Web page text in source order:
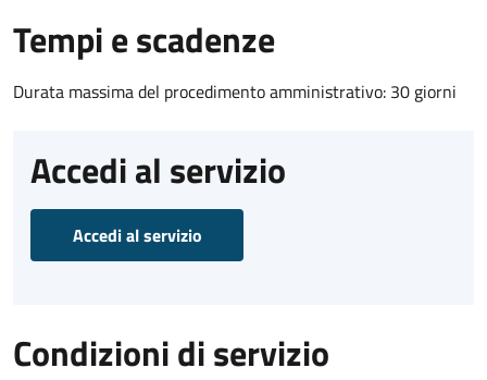
Tempi e scadenze
Durata massima del procedimento amministrativo: 30 giorni
Accedi al servizio
Accedi al servizio
Condizioni di servizio